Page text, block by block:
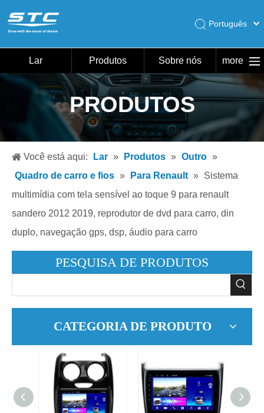
Lar
Download
Notícias
Contate-nos
Português
Pусский
Español
Lar Produtos Sobre nós more
PRODUTOS
Você está aqui: Lar » Produtos » Outro »
Quadro de carro e fios » Para Renault » Sistema
multimídia com tela sensível ao toque 9 para renault
sandero 2012 2019, reprodutor de dvd para carro, din
duplo, navegação gps, dsp, áudio para carro
PESQUISA DE PRODUTOS
CATEGORIA DE PRODUTO